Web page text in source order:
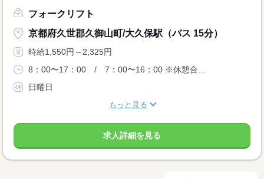
フォークリフト
京都府久世郡久御山町/大久保駅（バス 15分）
時給1,550円～2,325円
8：00〜17：00 / 7：00〜16：00 ※休憩合...
日曜日
もっと見る
求人詳細を見る